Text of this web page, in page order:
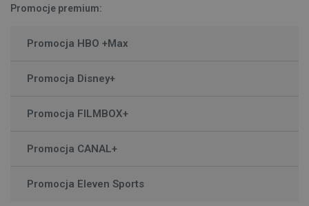
Promocje premium:
Promocja HBO +Max
Promocja Disney+
Promocja FILMBOX+
Promocja CANAL+
Promocja Eleven Sports